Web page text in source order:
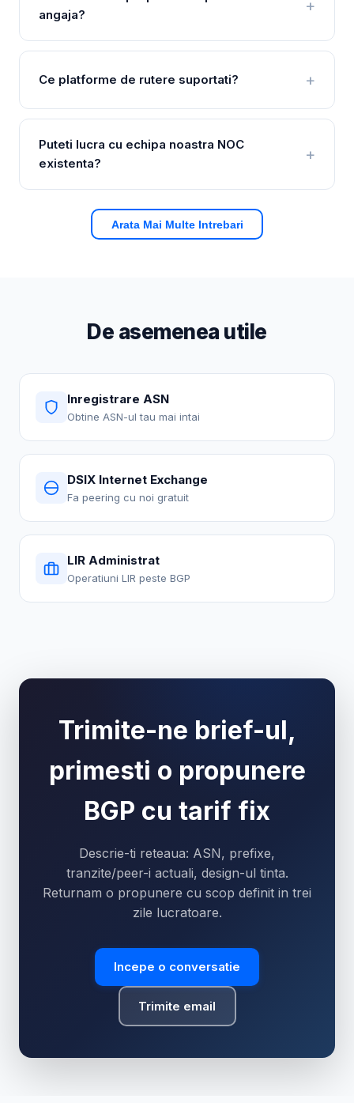
angaja?
Ce platforme de rutere suportati?
Puteti lucra cu echipa noastra NOC
existenta?
Arata Mai Multe Intrebari
De asemenea utile
Inregistrare ASN
Obtine ASN-ul tau mai intai
DSIX Internet Exchange
Fa peering cu noi gratuit
LIR Administrat
Operatiuni LIR peste BGP
Trimite-ne brief-ul,
primesti o propunere
BGP cu tarif fix
Descrie-ti reteaua: ASN, prefixe,
tranzite/peer-i actuali, design-ul tinta.
Returnam o propunere cu scop definit in trei
zile lucratoare.
Incepe o conversatie
Trimite email